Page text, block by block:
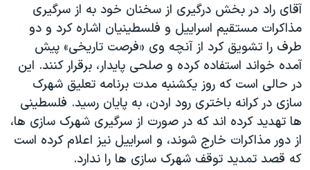
آقای راد در بخش درگيری از سخنان خود به از سرگيری
مذاکرات مستقيم اسراييل و فلسطينيان اشاره کرد و دو
طرف را تشويق کرد از آنچه وی «فرصت تاريخی» پيش
آمده خواند استفاده کرده و صلحی پايدار، برقرار کنند. اين
در حالی است که روز يکشنبه مدت برنامه تعليق شهرک
سازی در کرانه باختری رود اردن، به پايان رسيد. فلسطينی
ها تهديد کرده اند که در صورت از سرگيری شهرک سازی ها،
از دور مذاکرات خارج شوند، و اسراييل نيز اعلام کرده است
که قصد تمديد توقف شهرک سازی ها را ندارد.